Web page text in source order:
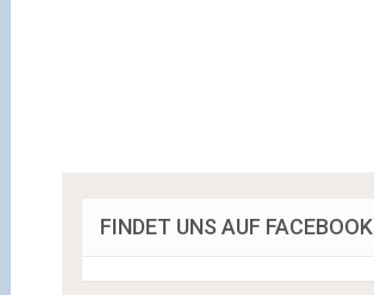
FINDET UNS AUF FACEBOOK